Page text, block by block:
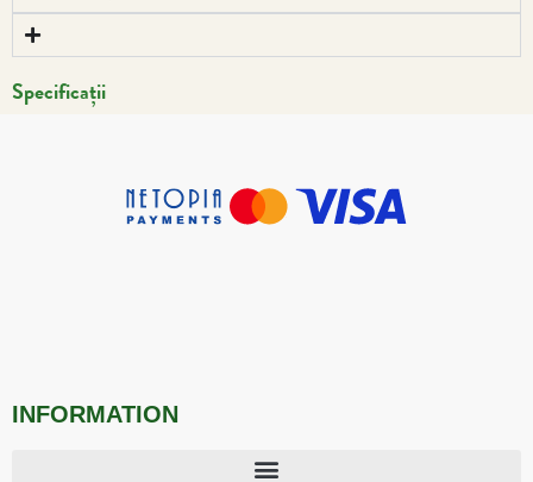
Specificații
INFORMATION